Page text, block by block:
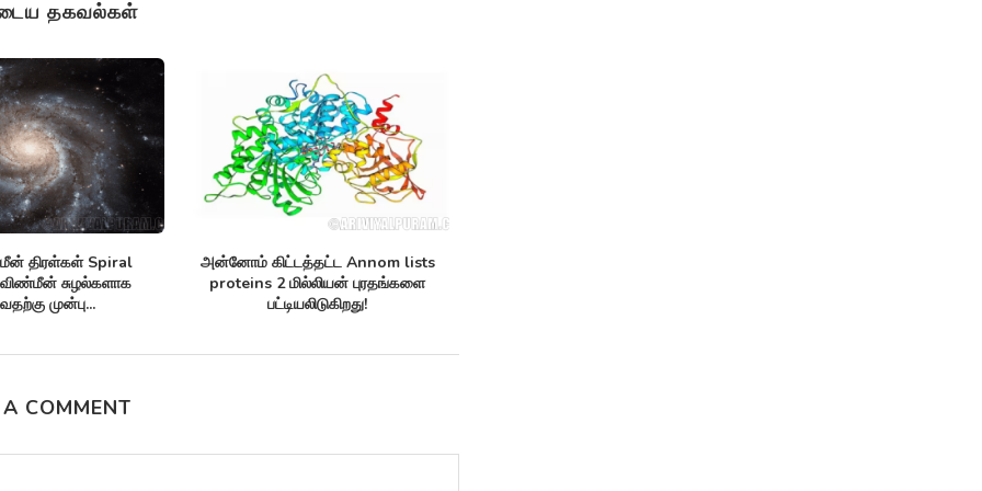
தகவல்கள்
நுண்ணுயிர் எதிர்ப்பிகள்
antibiotics மருந்து-எதிர்ப்பு
எதிராக
செவ்வாய் கிரகத்தில் சாத்தியமான
Climate patterns on mars பருவ
காலநிலை...